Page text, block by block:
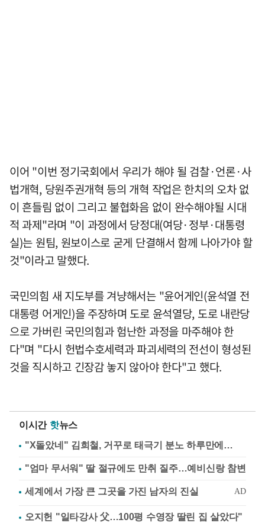
이어 "이번 정기국회에서 우리가 해야 될 검찰·언론·사
법개혁, 당원주권개혁 등의 개혁 작업은 한치의 오차 없
이 흔들림 없이 그리고 불협화음 없이 완수해야될 시대
적 과제"라며 "이 과정에서 당정대(여당·정부·대통령
실)는 원팀, 원보이스로 굳게 단결해서 함께 나아가야 할
것"이라고 말했다.
국민의힘 새 지도부를 겨냥해서는 "윤어게인(윤석열 전
대통령 어게인)을 주장하며 도로 윤석열당, 도로 내란당
으로 가버린 국민의힘과 험난한 과정을 마주해야 한
다"며 "다시 헌법수호세력과 파괴세력의 전선이 형성된
것을 직시하고 긴장감 놓지 않아야 한다"고 했다.
이시간 핫뉴스
"X돌았네" 김희철, 거꾸로 태극기 분노 하루만에…
"엄마 무서워" 딸 절규에도 만취 질주…예비신랑 참변
오지헌 "일타강사 父…100평 수영장 딸린 집 살았다"